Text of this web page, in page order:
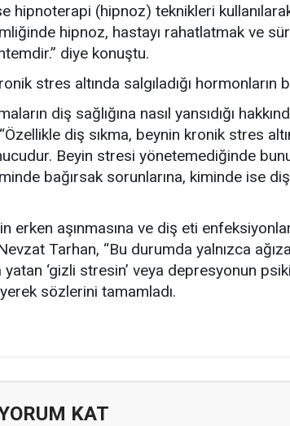
hipnoterapi (hipnoz) teknikleri
hipnoz, hastayı rahatlatmak ve
diye konuştu.
stres altında salgıladığı hormonların
diş sağlığına nasıl yansıdığı
diş sıkma, beynin kronik stres
Beyin stresi yönetemediğinde
bağırsak sorunlarına, kiminde ise
erken aşınmasına ve diş eti
Tarhan, “Bu durumda yalnızca
‘gizli stresin’ veya depresyonun
sözlerini tamamladı.
KAT